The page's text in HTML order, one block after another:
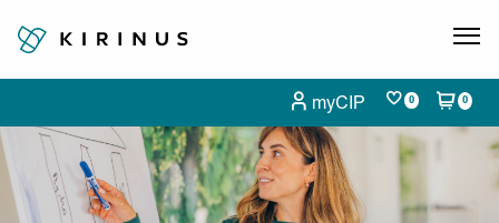
myCIP 0 0